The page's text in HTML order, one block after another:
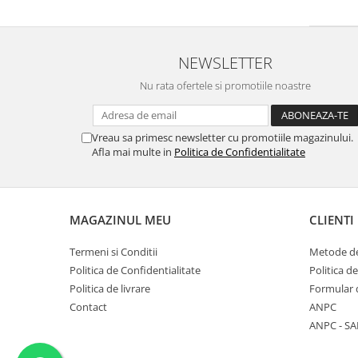
NEWSLETTER
Nu rata ofertele si promotiile noastre
Vreau sa primesc newsletter cu promotiile magazinului.
Afla mai multe in Politica de Confidentialitate
MAGAZINUL MEU
Termeni si Conditii
Politica de Confidentialitate
Politica de livrare
Contact
CLIENTI
Metode
Politica
Formular
ANPC
ANPC -